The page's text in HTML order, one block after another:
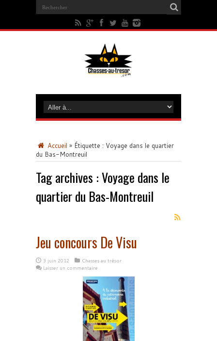
Accueil » Étiquette : Voyage dans le quartier
du Bas-Montreuil
Tag archives :Voyage dans le
quartier du Bas-Montreuil
Jeu concours De Visu
3 juin 2012
Chasses au trésor
Laisser un commentaire